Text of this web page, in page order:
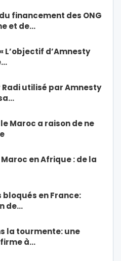
financement des ONG
et de…
L’objectif d’Amnesty
utilisé par Amnesty
Maroc a raison de ne
en Afrique : de la
en France:
de…
la tourmente: une
à…